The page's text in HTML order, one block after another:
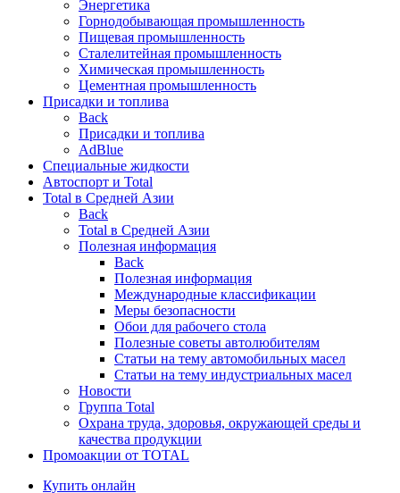
Энергетика
Горнодобывающая промышленность
Пищевая промышленность
Сталелитейная промышленность
Химическая промышленность
Цементная промышленность
Присадки и топлива
Back
Присадки и топлива
AdBlue
Специальные жидкости
Автоспорт и Total
Total в Средней Азии
Back
Total в Средней Азии
Полезная информация
Back
Полезная информация
Международные классификации
Меры безопасности
Обои для рабочего стола
Полезные советы автолюбителям
Статьи на тему автомобильных масел
Статьи на тему индустриальных масел
Новости
Группа Total
Охрана труда, здоровья, окружающей среды и
качества продукции
Промоакции от TOTAL
Купить онлайн